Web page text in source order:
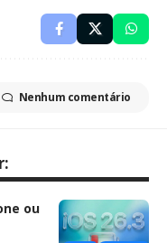
Nenhum comentário
ou